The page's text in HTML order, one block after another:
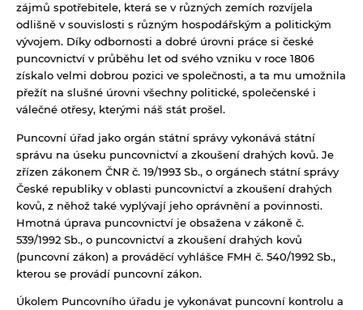
zájmů spotřebitele, která se v různých zemích rozvíjela
odlišně v souvislosti s různým hospodářským a politickým
vývojem. Díky odbornosti a dobré úrovni práce si české
puncovnictví v průběhu let od svého vzniku v roce 1806
získalo velmi dobrou pozici ve společnosti, a ta mu umožnila
přežít na slušné úrovni všechny politické, společenské i
válečné otřesy, kterými náš stát prošel.
Puncovní úřad jako orgán státní správy vykonává státní
správu na úseku puncovnictví a zkoušení drahých kovů. Je
zřízen zákonem ČNR č. 19/1993 Sb., o orgánech státní správy
České republiky v oblasti puncovnictví a zkoušení drahých
kovů, z něhož také vyplývají jeho oprávnění a povinnosti.
Hmotná úprava puncovnictví je obsažena v zákoně č.
539/1992 Sb., o puncovnictví a zkoušení drahých kovů
(puncovní zákon) a prováděcí vyhlášce FMH č. 540/1992 Sb.,
kterou se provádí puncovní zákon.
Úkolem Puncovního úřadu je vykonávat puncovní kontrolu a